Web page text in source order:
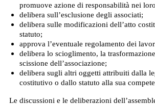
promuove azione di responsabilità nei
delibera sull’esclusione degli associati;
delibera sulle modificazioni dell’atto
statuto;
approva l’eventuale regolamento dei
delibera lo scioglimento, la
scissione dell’associazione;
delibera sugli altri oggetti attribuiti dalla
costitutivo o dallo statuto alla sua
Le discussioni e le deliberazioni